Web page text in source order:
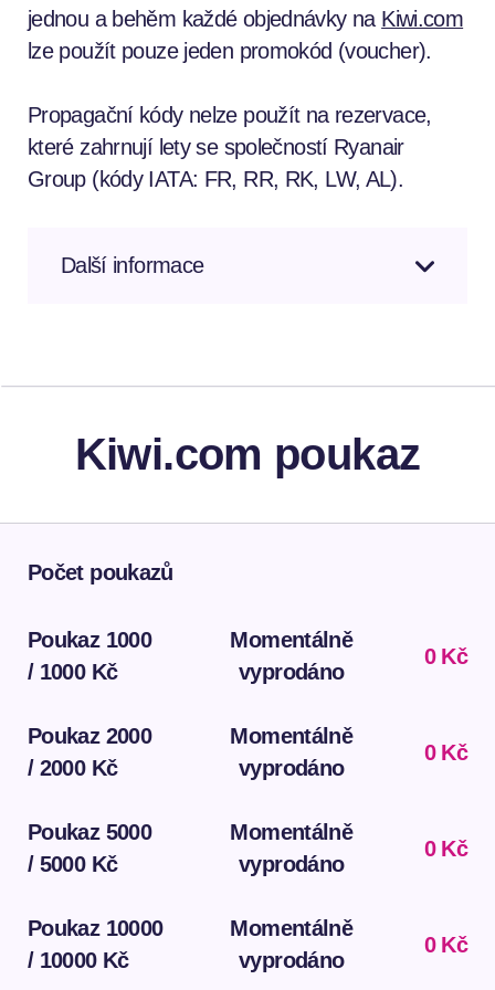
jednou a behěm každé objednávky na Kiwi.com
lze použít pouze jeden promokód (voucher).
Propagační kódy nelze použít na rezervace,
které zahrnují lety se společností Ryanair
Group (kódy IATA: FR, RR, RK, LW, AL).
Další informace
Kiwi.com poukaz
Počet poukazů
Poukaz 1000
/ 1000 Kč
Momentálně
vyprodáno
0Kč
Poukaz 2000
/ 2000 Kč
Momentálně
vyprodáno
0Kč
Poukaz 5000
/ 5000 Kč
Momentálně
vyprodáno
0Kč
Poukaz 10000
/ 10000 Kč
Momentálně
vyprodáno
0Kč